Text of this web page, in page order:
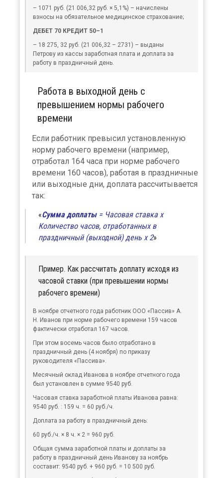
– 1071 руб. (21 006,32 руб. × 5,1%) – начислены
взносы на обязательное медицинское страхование;
ДЕБЕТ 70 КРЕДИТ 50–1
– 18 275, 32 руб. (21 006,32 – 2731) – выданы
Петрову из кассы заработная плата и доплата за
работу в праздничный день.
Работа в выходной день с
превышением нормы рабочего
времени
Если работник превысил установленную
норму рабочего времени (например,
отработал 164 часа при норме рабочего
времени 160 часов), работая в праздничные
или выходные дни, доплата рассчитывается
так:
Сумма доплаты= Часовая ставка х
Количество часов, отработанных в
праздничный (выходной) день х 2
Пример. Как рассчитать доплату исходя из
часовой ставки (при превышении нормы
рабочего времени)
В ноябре отчетного года работник ООО «Пассив» А.
Н. Иванов при норме рабочего времени 159 часов
фактически отработал 167 часов.
При этом восемь часов было отработано в
праздничный день (4 ноября) по приказу
руководителя «Пассива».
Месячный оклад Иванова в ноябре отчетного года
был установлен в сумме 9540 руб.
Часовая ставка заработной платы Иванова равна:
9540 руб. : 159 ч. = 60 руб./ч.
Доплата за работу в праздничный день:
60 руб./ч. × 8 ч. × 2 = 960 руб.
Общая сумма заработной платы и доплаты за
работу в праздничный день Иванову за ноябрь
составит: 9540 руб. + 960 руб. = 10 500 руб.